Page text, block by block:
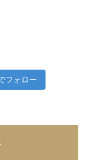
フォロー